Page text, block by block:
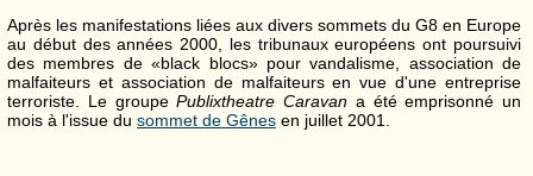
Après les manifestations liées aux divers sommets du G8 en Europe
au début des années 2000, les tribunaux européens ont poursuivi
des membres de «black blocs» pour vandalisme, association de
malfaiteurs et association de malfaiteurs en vue d'une entreprise
terroriste. Le groupePublixtheatre Caravan a été emprisonné un
mois à l'issue du sommet de Gênes en juillet 2001.